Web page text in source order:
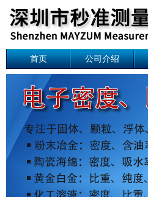
首页 公司介绍